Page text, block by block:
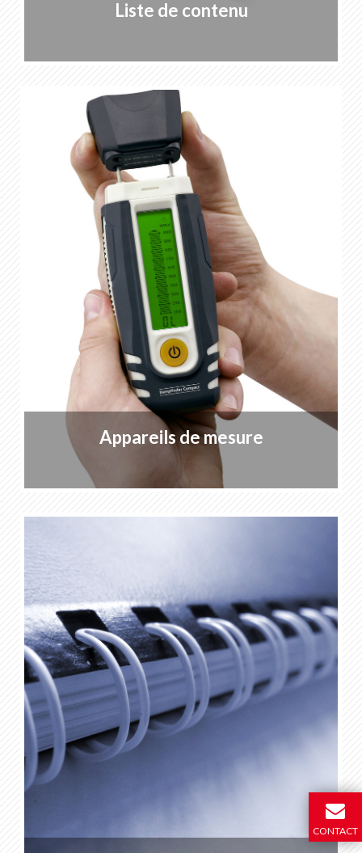
Liste de contenu
Appareils de mesure
CONTACT